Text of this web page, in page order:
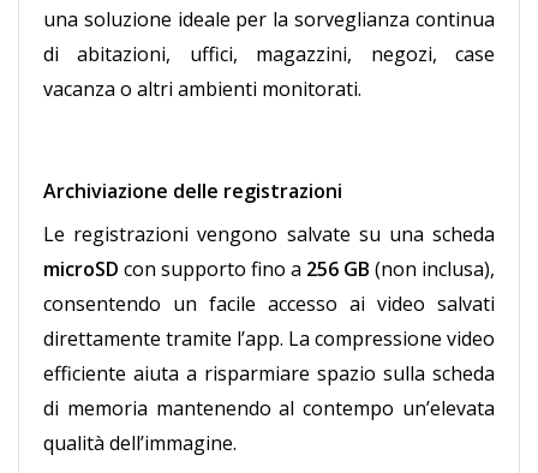
una soluzione ideale per la sorveglianza continua
di abitazioni, uffici, magazzini, negozi, case
vacanza o altri ambienti monitorati.
Archiviazione delle registrazioni
Le registrazioni vengono salvate su una scheda
microSD con supporto fino a 256 GB (non inclusa),
consentendo un facile accesso ai video salvati
direttamente tramite l’app. La compressione video
efficiente aiuta a risparmiare spazio sulla scheda
di memoria mantenendo al contempo un’elevata
qualità dell’immagine.